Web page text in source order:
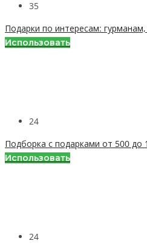
35
Подарки по интересам:
Использовать
24
Подборка с подарками от 500 до
Использовать
24